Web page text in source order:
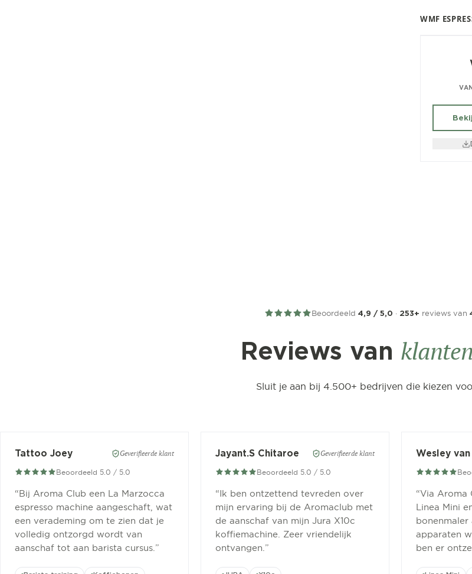
WMF
± 350/
Beoordeeld 4,9 / 5,0 · 253+ reviews van
Reviews van
Sluit je aan bij 4.500+ bedrijven die kiezen
Tattoo Joey Geverifieerde klant
Beoordeeld 5.0 / 5.0
“Bij Aroma Club een La Marzocca
espresso machine aangeschaft, wat
een verademing om te zien dat je
volledig ontzorgd wordt van
aanschaf tot aan barista cursus. ”
Jayant.S Chitaroe Geverifieerde klant
Beoordeeld 5.0 / 5.0
“Ik ben ontzettend tevreden over
mijn ervaring bij de Aromaclub met
de aanschaf van mijn Jura X10c
koffiemachine. Zeer vriendelijk
ontvangen. ”
“Via Aroma
Linea Mini
bonenmaler
apparaten
ben er